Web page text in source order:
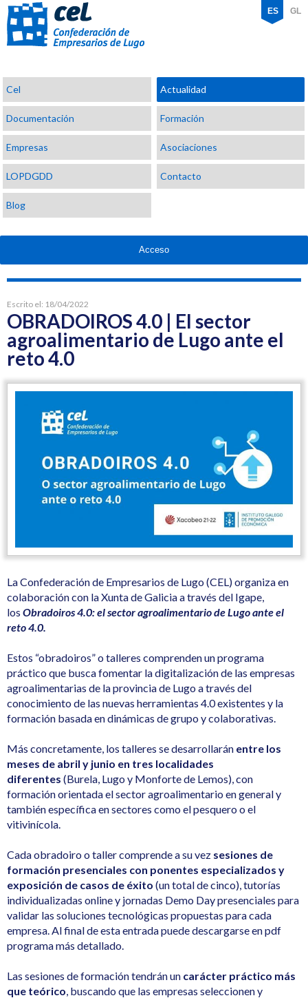
Confederación
de
Empresarios
de
Lugo
ES GL
Cel Actualidad
Documentación Formación
Empresas Asociaciones
LOPDGDD Contacto
Blog
Acceso
Escrito el: 18/04/2022
OBRADOIROS 4.0 | El sector
agroalimentario de Lugo ante el
reto 4.0
La Confederación de Empresarios de Lugo (CEL) organiza en
colaboración con la Xunta de Galicia a través del Igape,
los Obradoiros 4.0: el sector agroalimentario de Lugo ante el
reto 4.0.
Estos “obradoiros” o talleres comprenden un programa
práctico que busca fomentar la digitalización de las empresas
agroalimentarias de la provincia de Lugo a través del
conocimiento de las nuevas herramientas 4.0 existentes y la
formación basada en dinámicas de grupo y colaborativas.
Más concretamente, los talleres se desarrollarán entre los
meses de abril y junio en tres localidades
diferentes (Burela, Lugo y Monforte de Lemos), con
formación orientada el sector agroalimentario en general y
también específica en sectores como el pesquero o el
vitivinícola.
Cada obradoiro o taller comprende a su vez sesiones de
formación presenciales con ponentes especializados y
exposición de casos de éxito (un total de cinco), tutorías
individualizadas online y jornadas Demo Day presenciales para
validar las soluciones tecnológicas propuestas para cada
empresa. Al final de esta entrada puede descargarse en pdf
programa más detallado.
Las sesiones de formación tendrán un carácter práctico más
que teórico , buscando que las empresas seleccionen y